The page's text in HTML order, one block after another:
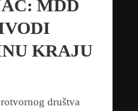
MDD
KRAJU
društva